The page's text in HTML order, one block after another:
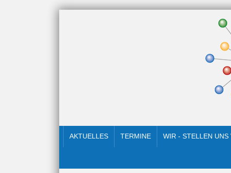
AKTUELLES TERMINE WIR - STELLEN UNS